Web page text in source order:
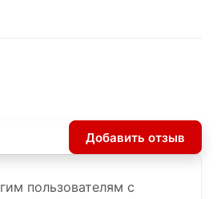
пользователям с
Добавить отзыв